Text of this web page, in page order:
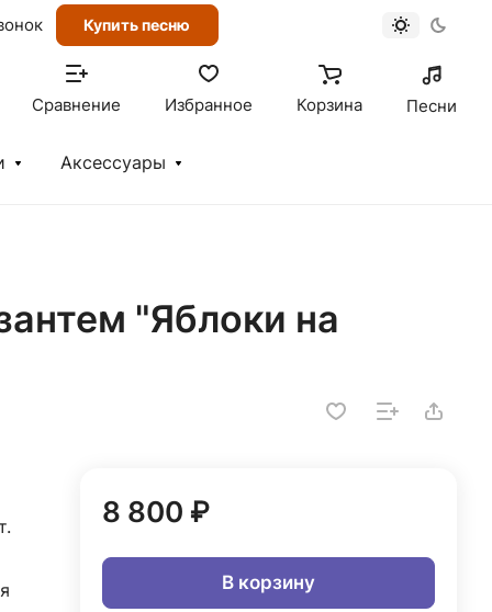
Купить песню
Сравнение Избранное Корзина Песни
Аксессуары
"Яблоки на
8 800 ₽
В корзину